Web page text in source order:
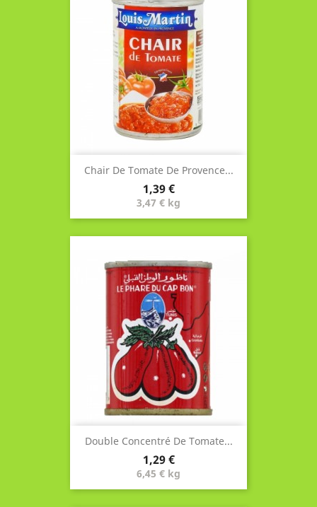
Chair De Tomate De Provence...
Prix
1,39 €
3,47 € kg
Double Concentré De Tomate...
Prix
1,29 €
6,45 € kg